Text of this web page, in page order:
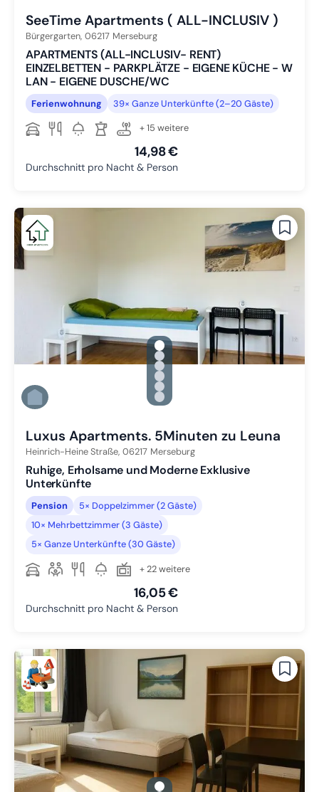
SeeTime Apartments ( ALL-INCLUSIV )
Bürgergarten, 06217 Merseburg
APARTMENTS (ALL-INCLUSIV- RENT)
EINZELBETTEN - PARKPLÄTZE - EIGENE KÜCHE - W
LAN - EIGENE DUSCHE/WC
Ferienwohnung 39× Ganze Unterkünfte (2–20 Gäste)
+ 15 weitere
14,98 €
Durchschnitt pro Nacht & Person
gallery.slide_selector
Zu Slide 1 wechseln
Zu Slide 2 wechseln
Zu Slide 3 wechseln
Zu Slide 4 wechseln
Zu Slide 5 wechseln
Zu Slide 6 wechseln
Luxus Apartments. 5Minuten zu Leuna
Heinrich-Heine Straße, 06217 Merseburg
Ruhige, Erholsame und Moderne Exklusive
Unterkünfte
Pension
5× Doppelzimmer (2 Gäste)
10× Mehrbettzimmer (3 Gäste)
5× Ganze Unterkünfte (30 Gäste)
+ 22 weitere
16,05 €
Durchschnitt pro Nacht & Person
gallery.slide_selector